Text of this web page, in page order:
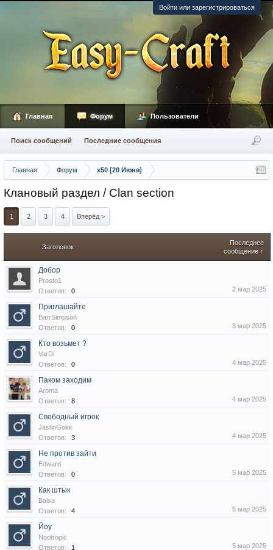
Войти или зарегистрироваться
Главная Форум x50 [20 Июня]
Клановый раздел / Сlan section
1 2 3 4 Вперёд >
Заголовок
Последнее
сообщение ↑
Добор
Prosto1
Ответов:
0 2 мар 2025
Приглашайте
BarrSimpson
Ответов:
0 3 мар 2025
Кто возьмет ?
VarDi
Ответов:
0 4 мар 2025
Паком заходим
Aroma
Ответов:
8 4 мар 2025
Свободный игрок
JastinGokk
Ответов:
3 4 мар 2025
Не против зайти
Edward
Ответов:
0 5 мар 2025
Как штык
Balsa
Ответов:
4 5 мар 2025
Йоу
Nootropic
Ответов:
1 5 мар 2025
Главная Форум
Поиск сообщений Последние сообщения
Пользователи